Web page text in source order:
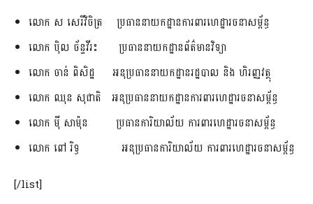
លោក ស សេរី​វិចិត្រ ប្រធាន​នាយកដ្ឋាន​ការពារ​ហេដ្ឋារចនាសម្ព័ន្ធ
លោក ប៉ិល ច័ន្ទ​វី​រះ ប្រធាន​នាយកដ្ឋាន​ព័ត៌មានវិទ្យា
លោក ចាន់ ពិសិដ្ឋ អនុប្រធាននាយកដ្ឋាន​រដ្ឋបាល និង ហិរញ្ញវត្ថុ
លោក ឈុន សុជាតិ អនុប្រធាននាយកដ្ឋាន​ការពារ​ហេដ្ឋារចនាសម្ព័ន្ធ
លោក ម៉ី សាម៉ុន ប្រធានការិយាល័យ ការពារ​ហេដ្ឋារចនាសម្ព័ន្ធ
លោក ពៅ រិ​ទ្ធ អនុប្រធាន​ការិយាល័យ ការពារ​ហេដ្ឋារចនាសម្ព័ន្ធ
[/list]